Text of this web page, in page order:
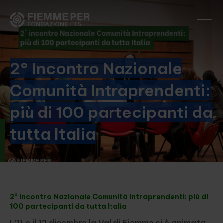
2° Incontro Nazionale
Comunità Intraprendenti:
più di 100 partecipanti da
tutta Italia
2° Incontro Nazionale Comunità Intraprendenti: più di
100 partecipanti da tutta Italia